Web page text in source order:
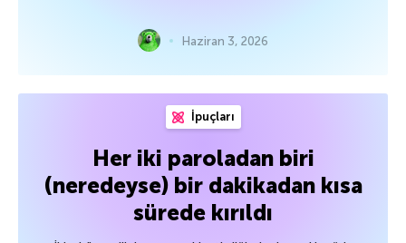
Haziran 3, 2026
İpuçları
Her iki paroladan biri
(neredeyse) bir dakikadan kısa
sürede kırıldı